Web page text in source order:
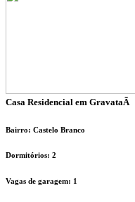
Casa Residencial em GravataÃ­
Bairro: Castelo Branco
Dormitórios: 2
Vagas de garagem: 1